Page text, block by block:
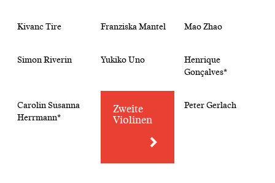
Kivanc Tire Franziska Mantel Mao Zhao
Simon Riverin Yukiko Uno
Henrique
Gonçalves*
Carolin Susanna
Herrmann*
Zweite
Violinen
Peter Gerlach